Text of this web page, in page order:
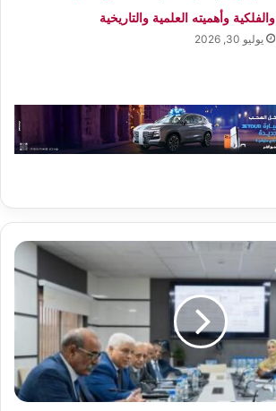
والفلكية وأهميته العلمية والتاريخية
يوليو 30, 2026